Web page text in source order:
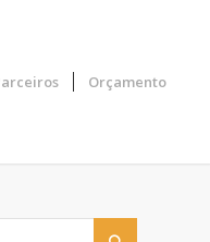
Orçamento